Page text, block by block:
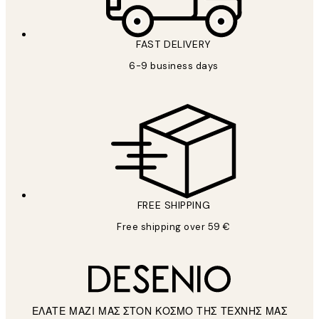
FAST DELIVERY
6-9 business days
FREE SHIPPING
Free shipping over 59 €
ΕΛΑΤΕ ΜΑΖΙ ΜΑΣ ΣΤΟΝ ΚΟΣΜΟ ΤΗΣ ΤΕΧΝΗΣ ΜΑΣ